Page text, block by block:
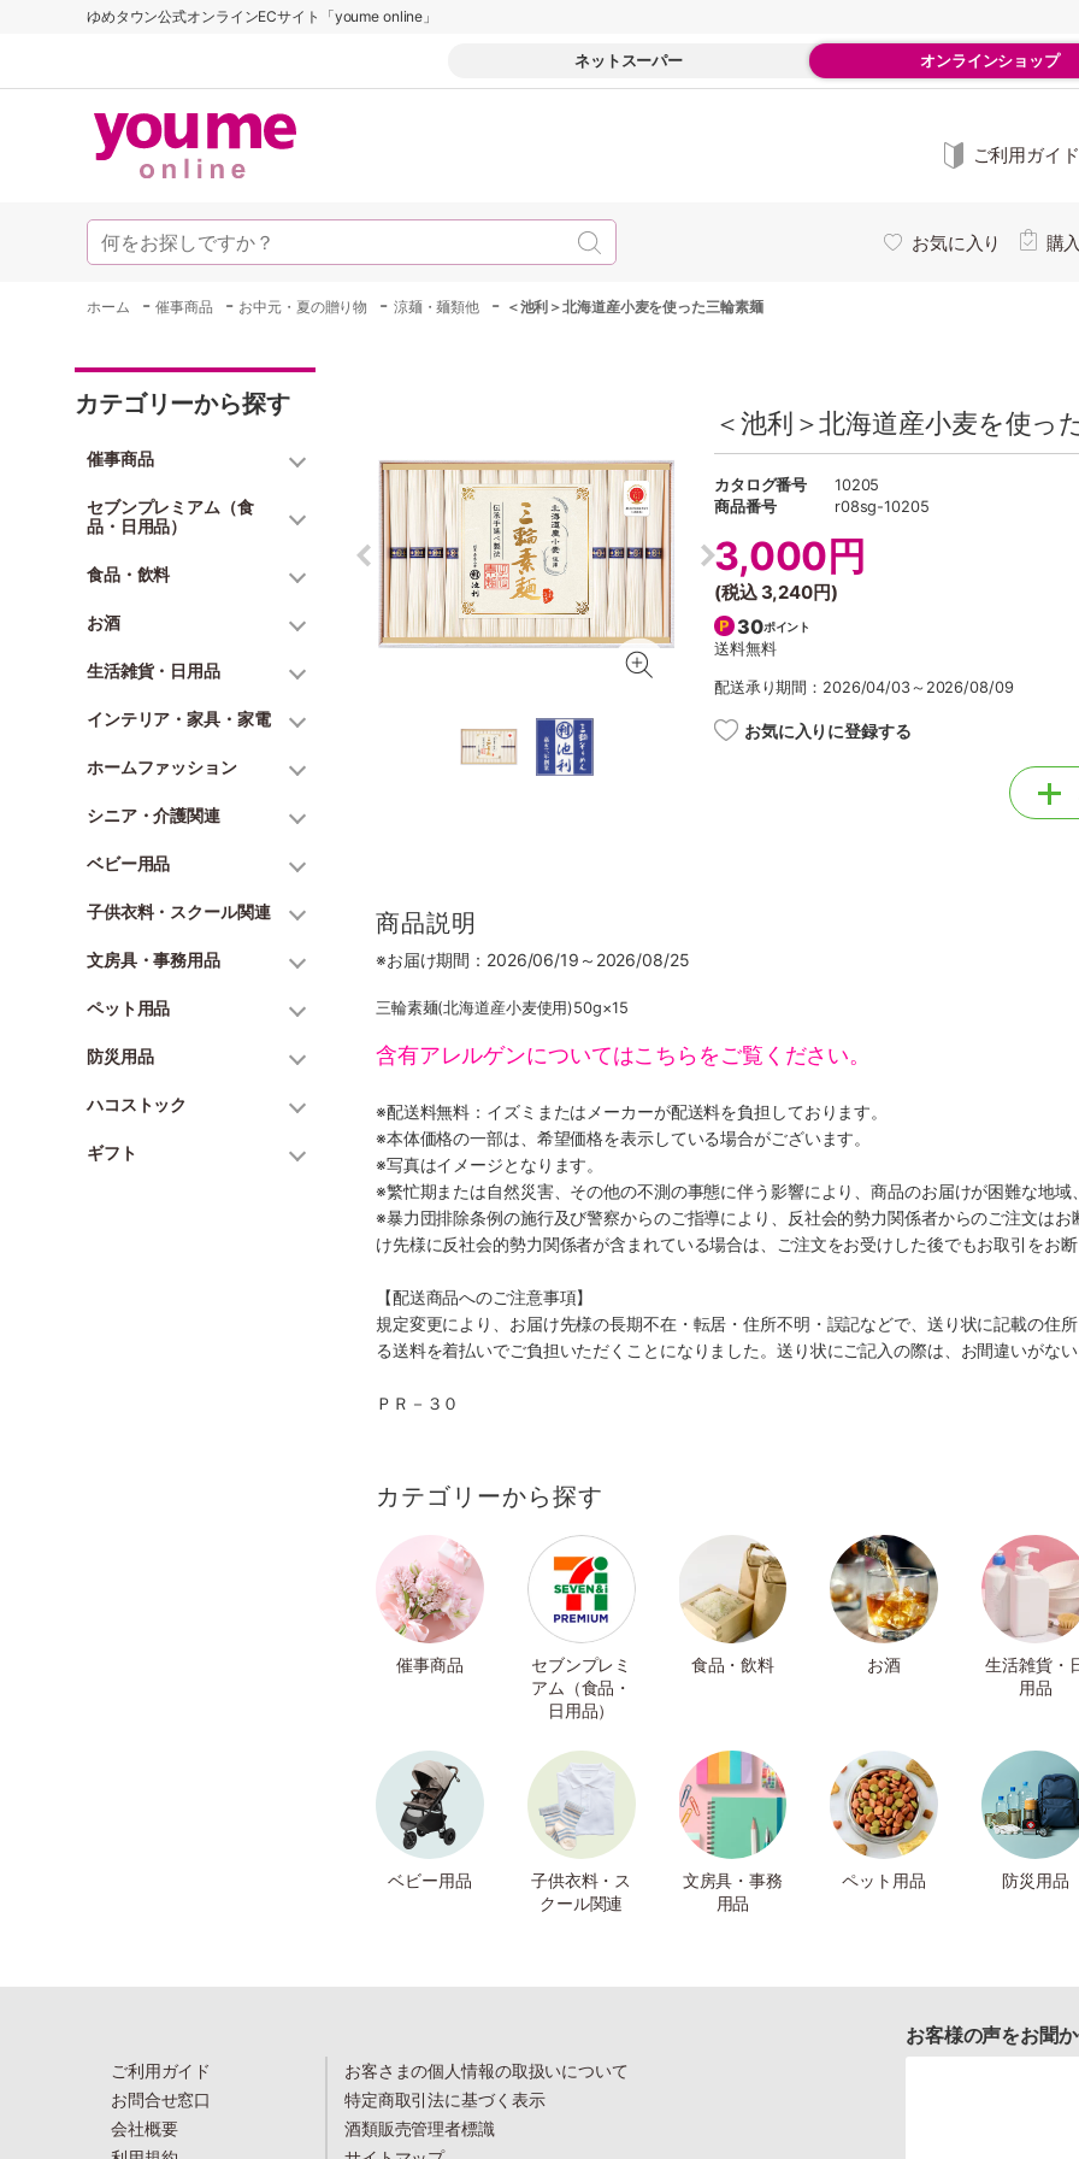
ゆめタウン公式オンラインECサイト「youme online」
ネットスーパー オンラインショップ
ご利用ガイド
お気に入り 購
ホーム -催事商品 - お中元・夏の贈り物 - 涼麺・麺類他 - ＜池利＞北海道産小麦を使った三輪素麺
カテゴリーから探す
催事商品
セブンプレミアム（食
品・日用品）
食品・飲料
お酒
生活雑貨・日用品
インテリア・家具・家電
ホームファッション
シニア・介護関連
ベビー用品
子供衣料・スクール関連
文房具・事務用品
ペット用品
防災用品
ハコストック
ギフト
＜池利＞北海道産小麦を使っ
カタログ番号
10205
商品番号
r08sg-10205
3,000円
(税込 3,240円)
30ポイント
送料無料
配送承り期間：2026/04/03～2026/08/09
お気に入りに登録する
商品説明
※お届け期間：2026/06/19～2026/08/25
三輪素麺(北海道産小麦使用)50g×15
含有アレルゲンについてはこちらをご覧ください。
※配送料無料：イズミまたはメーカーが配送料を負担しております。
※本体価格の一部は、希望価格を表示している場合がございます。
※写真はイメージとなります。
※繁忙期または自然災害、その他の不測の事態に伴う影響により、商品のお届けが困難な地域
※暴力団排除条例の施行及び警察からのご指導により、反社会的勢力関係者からのご注文は
け先様に反社会的勢力関係者が含まれている場合は、ご注文をお受けした後でもお取引をお
【配送商品へのご注意事項】
規定変更により、お届け先様の長期不在・転居・住所不明・誤記などで、送り状に記載の住
る送料を着払いでご負担いただくことになりました。送り状にご記入の際は、お間違いがな
ＰＲ－３０
カテゴリーから探す
催事商品
セブンプレミ
アム（食品・
日用品）
食品・飲料 お酒
生活雑貨・
用品
ベビー用品
子供衣料・ス
クール関連
文房具・事務
用品
ペット用品 防災用品
ご利用ガイド
お問合せ窓口
会社概要
お客さまの個人情報の取扱いについて
特定商取引法に基づく表示
酒類販売管理者標識
お客様の声をお聞